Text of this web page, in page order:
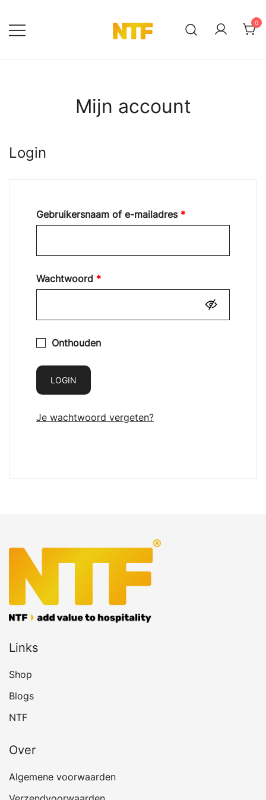
naar
de
0
Mijn account
Login
Gebruikersnaam of e-mailadres *Vereist
Wachtwoord *Vereist
Onthouden
LOGIN
Je wachtwoord vergeten?
Links
Shop
Blogs
NTF
Over
Algemene voorwaarden